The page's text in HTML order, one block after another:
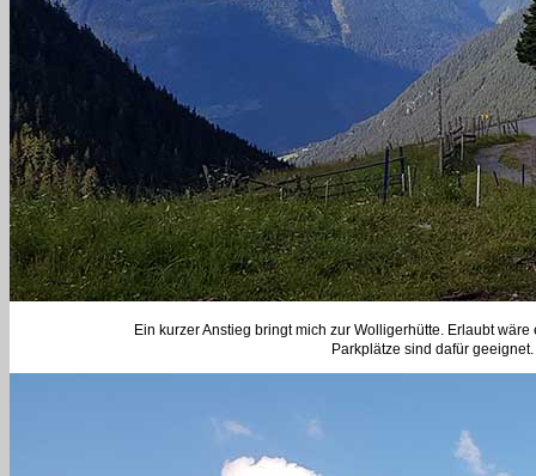
Ein kurzer Anstieg bringt mich zur Wolligerhütte. Erlaubt
Parkplätze sind dafür